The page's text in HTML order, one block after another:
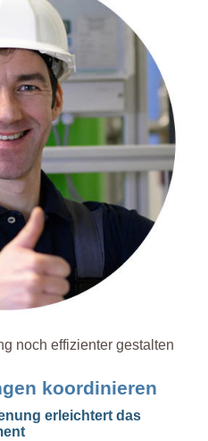
noch effizienter gestalten
koordinieren
erleichtert das